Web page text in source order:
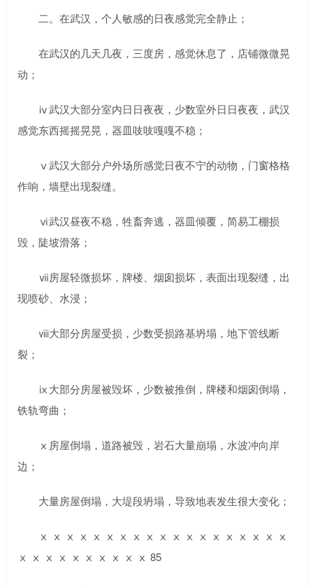
二。在武汉，个人敏感的日夜感觉完全静止；
在武汉的几天几夜，三度房，感觉休息了，店铺微微晃
动；
ⅳ武汉大部分室内日日夜夜，少数室外日日夜夜，武汉
感觉东西摇摇晃晃，器皿吱吱嘎嘎不稳；
ⅴ武汉大部分户外场所感觉日夜不宁的动物，门窗格格
作响，墙壁出现裂缝。
ⅵ武汉昼夜不稳，牲畜奔逃，器皿倾覆，简易工棚损
毁，陡坡滑落；
ⅶ房屋轻微损坏，牌楼、烟囱损坏，表面出现裂缝，出
现喷砂、水浸；
ⅷ大部分房屋受损，少数受损路基坍塌，地下管线断
裂；
ⅸ大部分房屋被毁坏，少数被推倒，牌楼和烟囱倒塌，
铁轨弯曲；
ⅹ房屋倒塌，道路被毁，岩石大量崩塌，水波冲向岸
边；
大量房屋倒塌，大堤段坍塌，导致地表发生很大变化；
ⅹ ⅹ ⅹ ⅹ ⅹ ⅹ ⅹ ⅹ ⅹ ⅹ ⅹ ⅹ ⅹ ⅹ ⅹ ⅹ ⅹ ⅹ ⅹ
ⅹ ⅹ ⅹ ⅹ ⅹ ⅹ ⅹ ⅹ ⅹ ⅹ 85